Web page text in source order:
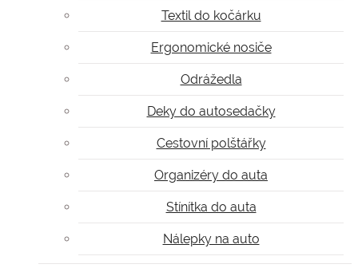
Textil do kočárku
Ergonomické nosiče
Odrážedla
Deky do autosedačky
Cestovní polštářky
Organizéry do auta
Stínítka do auta
Nálepky na auto